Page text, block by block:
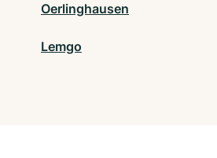
Oerlinghausen
Lemgo